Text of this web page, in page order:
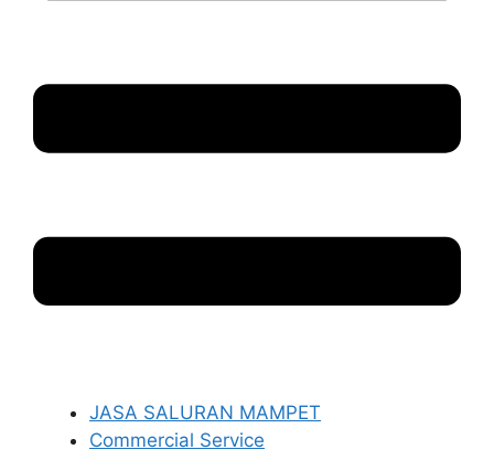
JASA SALURAN MAMPET
Commercial Service